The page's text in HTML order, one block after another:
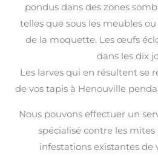
pondus dans des zones
telles que sous les meubles
de la moquette. Les œufs
dans les dix
Les larves qui en résultent se
de vos tapis à Henouville
Nous pouvons effectuer un
spécialisé contre les
infestations existantes de